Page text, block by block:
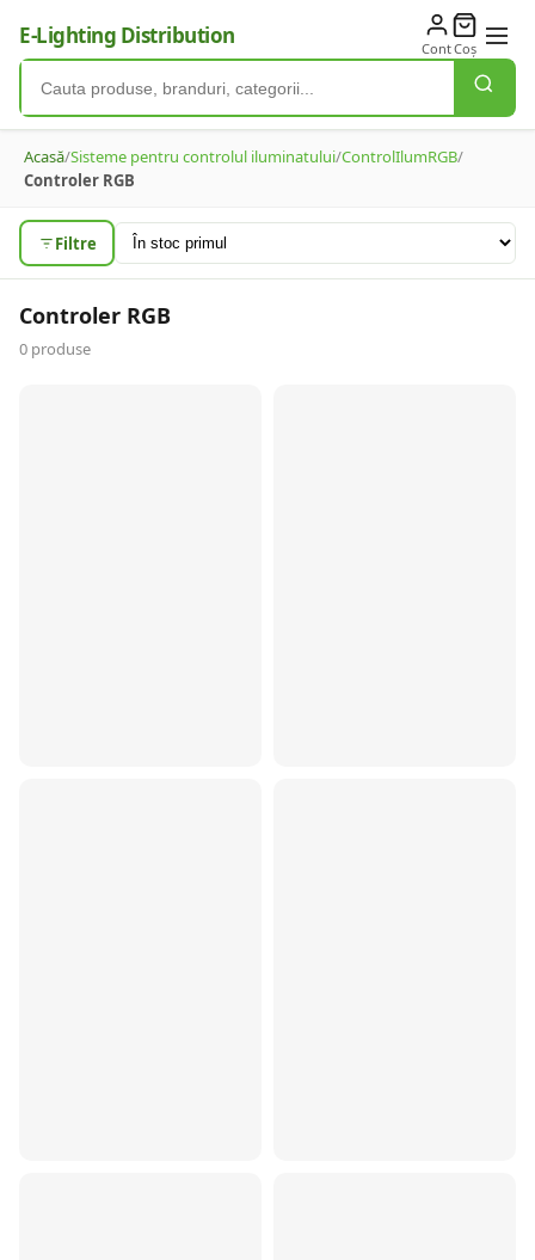
E-Lighting Distribution ContCoș
Acasă/Sisteme pentru controlul iluminatului/ControlIlumRGB/
Controler RGB
Filtre
Controler RGB
0 produse